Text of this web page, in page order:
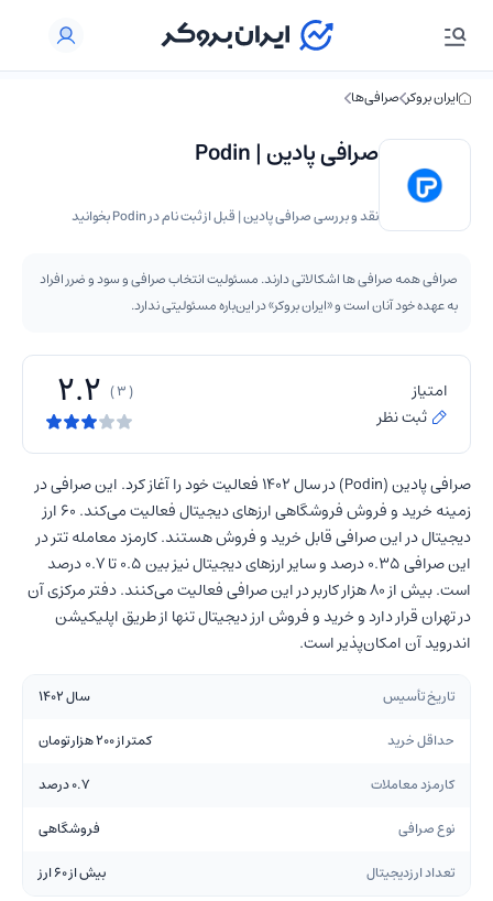
ایران بروکر صرافی‌ها
صرافی پادین | Podin
نقد و بررسی صرافی پادین | قبل از ثبت نام در Podin بخوانید
صرافی همه صرافی ها اشکالاتی دارند. مسئولیت انتخاب صرافی و سود و ضرر افراد
به عهده خود آنان است و «ایران بروکر» در این‌باره مسئولیتی ندارد.
امتیاز
ثبت نظر
( 3 )
2.2
صرافی پادین (Podin) در سال 1402 فعالیت خود را آغاز کرد. این صرافی در
زمینه خرید و فروش فروشگاهی ارزهای دیجیتال فعالیت می‌کند. 60 ارز
دیجیتال در این صرافی قابل خرید و فروش هستند. کارمزد معامله تتر در
این صرافی 0.35 درصد و سایر ارزهای دیجیتال نیز بین 0.5 تا 0.7 درصد
است. بیش از 80 هزار کاربر در این صرافی فعالیت می‌کنند. دفتر مرکزی آن
در تهران قرار دارد و خرید و فروش ارز دیجیتال تنها از طریق اپلیکیشن
اندروید آن امکان‌پذیر است.
تاریخ تأسیس
سال 1402
حداقل خرید
کمتر از 200 هزار تومان
کارمزد معاملات
0.7 درصد
نوع صرافی
فروشگاهی
تعداد ارزدیجیتال
بیش از 60 ارز